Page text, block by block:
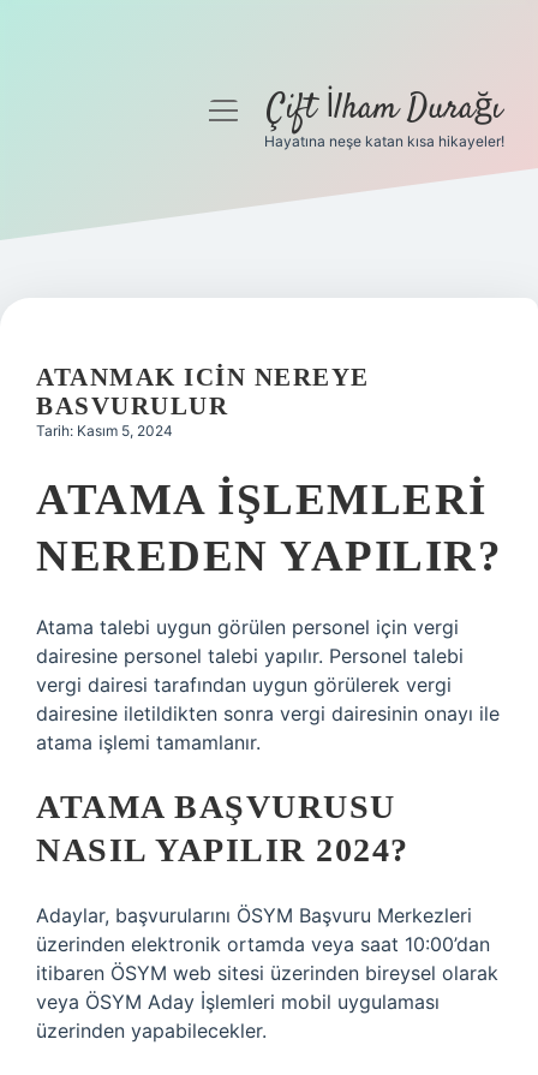
Gizlilik Politikası
Yasal Uyarı
menüyüÇift İlham Durağı
Hayatına neşe katan kısa hikayeler!
ATANMAK ICIN NEREYE
BASVURULUR
Tarih: Kasım 5, 2024
ATAMA IŞLEMLERI
NEREDEN YAPILIR?
Atama talebi uygun görülen personel için vergi
dairesine personel talebi yapılır. Personel talebi
vergi dairesi tarafından uygun görülerek vergi
dairesine iletildikten sonra vergi dairesinin onayı ile
atama işlemi tamamlanır.
ATAMA BAŞVURUSU
NASIL YAPILIR 2024?
Adaylar, başvurularını ÖSYM Başvuru Merkezleri
üzerinden elektronik ortamda veya saat 10:00’dan
itibaren ÖSYM web sitesi üzerinden bireysel olarak
veya ÖSYM Aday İşlemleri mobil uygulaması
üzerinden yapabilecekler.